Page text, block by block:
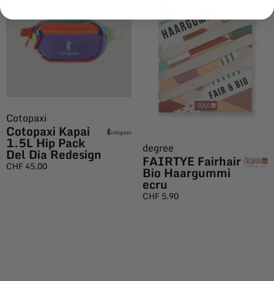
Cotopaxi
Cotopaxi Kapai
1.5L Hip Pack
Del Dia Redesign
CHF 45.00
degree
FAIRTYE Fairhair
Bio Haargummi
ecru
CHF 5.90